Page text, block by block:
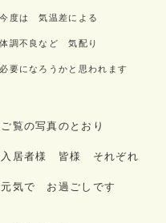
度は 気温差による
調不良など 気配り
要になろうかと思われます
覧の写真のとおり
居者様 皆様 それぞれ
気で お過ごしです